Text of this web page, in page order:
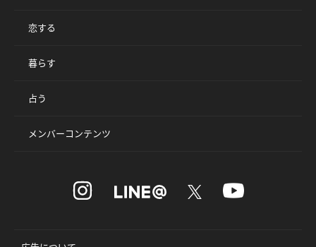
恋する
暮らす
占う
メンバーコンテンツ